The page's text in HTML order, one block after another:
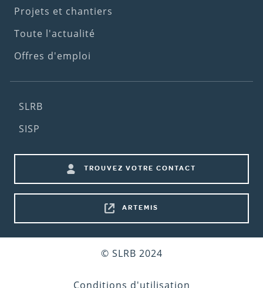
Projets et chantiers
Toute l'actualité
Offres d'emploi
Footer
(2nd
SLRB
SISP
Footer
shortcuts
TROUVEZ VOTRE CONTACT
ARTEMIS
© SLRB 2024
Conditions d'utilisation